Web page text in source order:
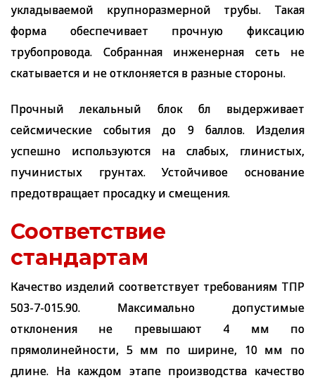
укладываемой крупноразмерной трубы. Такая
форма обеспечивает прочную фиксацию
трубопровода. Собранная инженерная сеть не
скатывается и не отклоняется в разные стороны.
Прочный лекальный блок бл выдерживает
сейсмические события до 9 баллов. Изделия
успешно используются на слабых, глинистых,
пучинистых грунтах. Устойчивое основание
предотвращает просадку и смещения.
Соответствие
стандартам
Качество изделий соответствует требованиям ТПР
503-7-015.90. Максимально допустимые
отклонения не превышают 4 мм по
прямолинейности, 5 мм по ширине, 10 мм по
длине. На каждом этапе производства качество